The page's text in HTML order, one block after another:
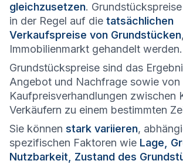
gleichzusetzen.
in der Regel auf die tatsächlichen
Verkaufspreise von Grundstücken
Immobilienmarkt gehandelt werden.
Grundstückspreise sind das
Angebot und Nachfrage sowie von
Kaufpreisverhandlungen zwischen
Verkäufern zu einem bestimmten
Sie können stark variieren,
spezifischen Faktoren wie Lage,
Nutzbarkeit, Zustand des